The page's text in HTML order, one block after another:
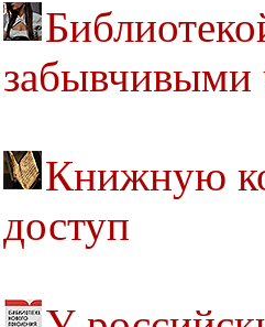
забывчивыми
Книжную
доступ